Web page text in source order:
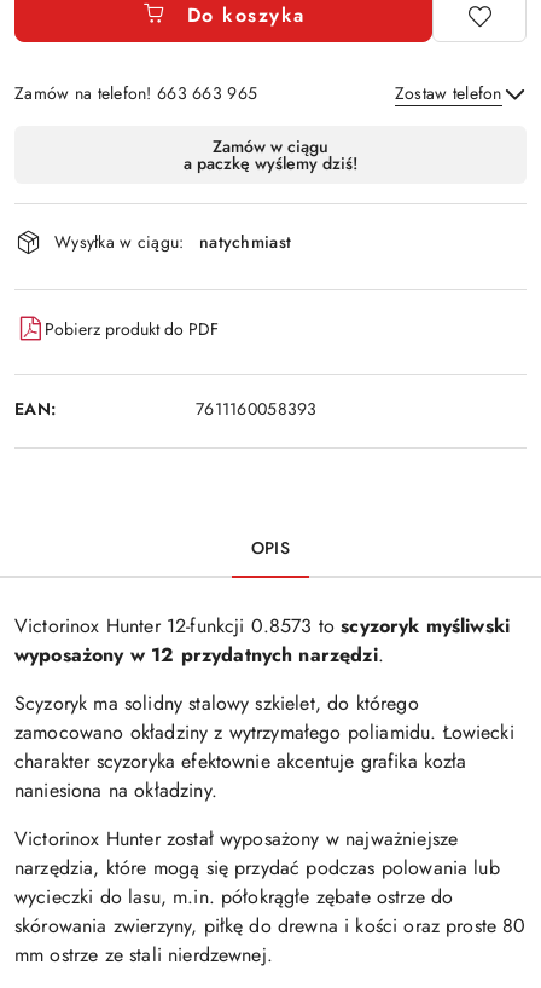
Do koszyka
Zamów na telefon! 663 663 965 Zostaw telefon
Wyślij
dostawa
Zamów w ciągu
a paczkę wyślemy dziś!
Wysyłka w ciągu: natychmiast
Pobierz produkt do PDF
EAN: 7611160058393
OPIS
Victorinox Hunter 12-funkcji 0.8573 toscyzoryk myśliwski
wyposażony w 12 przydatnych narzędzi.
Scyzoryk ma solidny stalowy szkielet, do którego
zamocowano okładziny z wytrzymałego poliamidu. Łowiecki
charakter scyzoryka efektownie akcentuje grafika kozła
naniesiona na okładziny.
Victorinox Hunter został wyposażony w najważniejsze
narzędzia, które mogą się przydać podczas polowania lub
wycieczki do lasu, m.in. półokrągłe zębate ostrze do
skórowania zwierzyny, piłkę do drewna i kości oraz proste 80
mm ostrze ze stali nierdzewnej.